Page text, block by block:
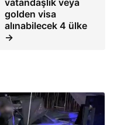
vatandaşlık veya
golden visa
alınabilecek 4 ülke
→